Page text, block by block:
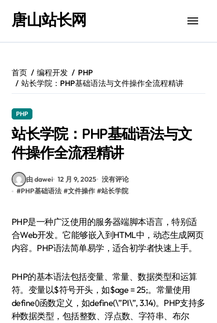
唐山站长网
首页 编程开发
PHP
站长学院：PHP基础语法与文件操作全流程精讲
PHP
站长学院：PHP基础语法与文
件操作全流程精讲
由 dawei 12 月 9, 2025 没有评论
#PHP基础语法 #文件操作 #站长学院
PHP是一种广泛使用的服务器端脚本语言，特别适
合Web开发。它能够嵌入到HTML中，动态生成网页
内容。PHP语法简单易学，适合初学者快速上手。
PHP的基本语法包括变量、常量、数据类型和运算
符。变量以$符号开头，如$age = 25;。常量使用
define()函数定义，如define(\”PI\”, 3.14)。PHP支持多
种数据类型，包括整数、浮点数、字符串、布尔